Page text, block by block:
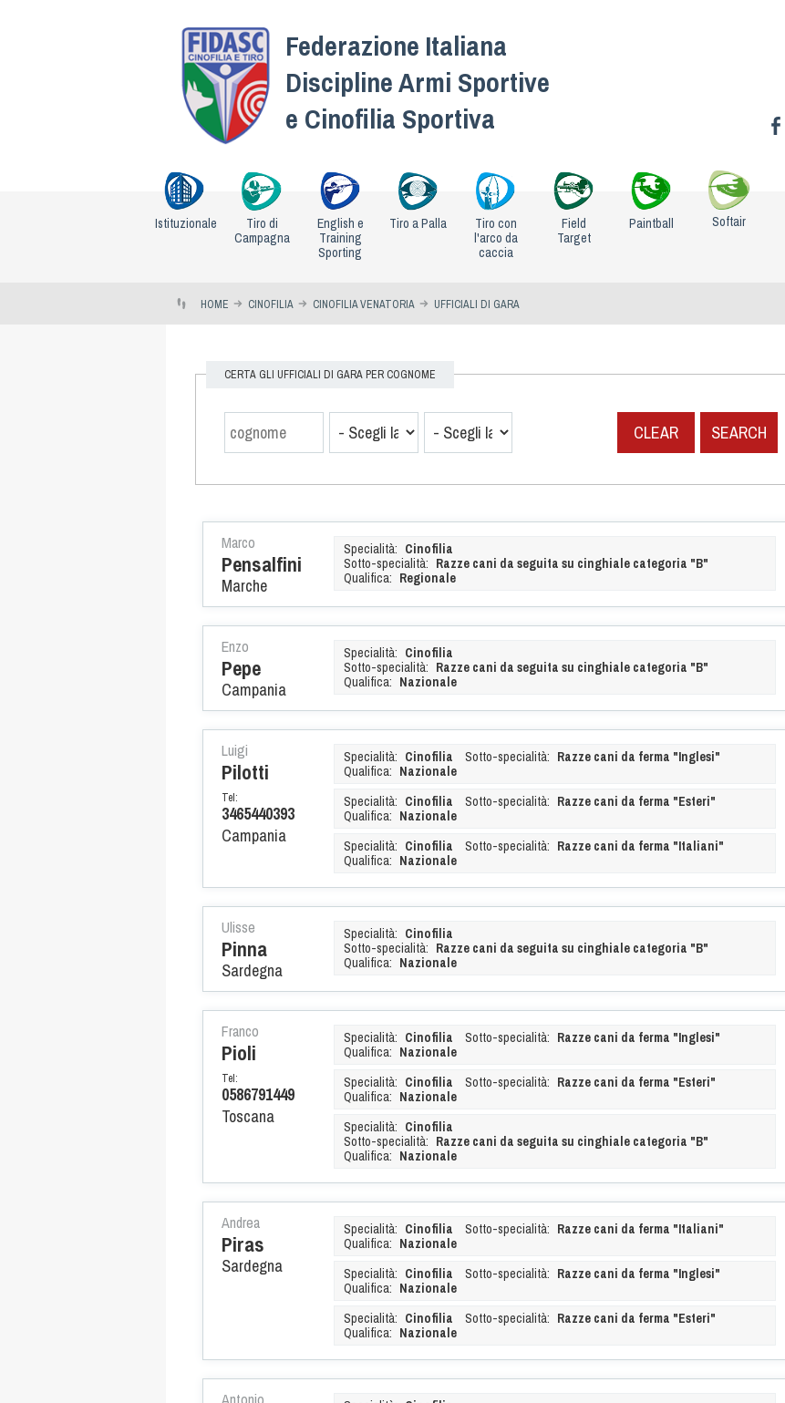
Federazione Italiana
Discipline Armi Sportive
e Cinofilia Sportiva
Istituzionale
Tiro di
Campagna
English e
Training
Sporting
Tiro a Palla
Tiro con
l'arco da
caccia
Field
Target
Paintball Softair
HOME CINOFILIA CINOFILIA VENATORIA UFFICIALI DI GARA
CERTA GLI UFFICIALI DI GARA PER COGNOME
SEARCH
CLEAR
Marco
Pensalfini
Marche
Specialità: Cinofilia
Sotto-specialità: Razze cani da seguita su cinghiale categoria "B"
Qualifica: Regionale
Enzo
Pepe
Campania
Specialità: Cinofilia
Sotto-specialità: Razze cani da seguita su cinghiale categoria "B"
Qualifica: Nazionale
Luigi
Pilotti
Tel:
3465440393
Campania
Specialità: Cinofilia Sotto-specialità: Razze cani da ferma "Inglesi"
Qualifica: Nazionale
Specialità: Cinofilia Sotto-specialità: Razze cani da ferma "Esteri"
Qualifica: Nazionale
Specialità: Cinofilia Sotto-specialità: Razze cani da ferma "Italiani"
Qualifica: Nazionale
Ulisse
Pinna
Sardegna
Specialità: Cinofilia
Sotto-specialità: Razze cani da seguita su cinghiale categoria "B"
Qualifica: Nazionale
Franco
Pioli
Tel:
0586791449
Toscana
Specialità: Cinofilia Sotto-specialità: Razze cani da ferma "Inglesi"
Qualifica: Nazionale
Specialità: Cinofilia Sotto-specialità: Razze cani da ferma "Esteri"
Qualifica: Nazionale
Specialità: Cinofilia
Sotto-specialità: Razze cani da seguita su cinghiale categoria "B"
Qualifica: Nazionale
Andrea
Piras
Sardegna
Specialità: Cinofilia Sotto-specialità: Razze cani da ferma "Italiani"
Qualifica: Nazionale
Specialità: Cinofilia Sotto-specialità: Razze cani da ferma "Inglesi"
Qualifica: Nazionale
Specialità: Cinofilia Sotto-specialità: Razze cani da ferma "Esteri"
Qualifica: Nazionale